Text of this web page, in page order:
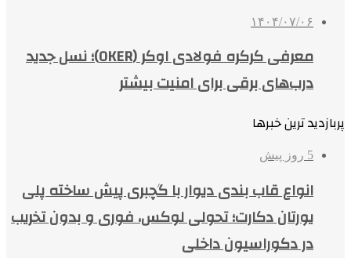
۱۴۰۴/۰۷/۰۶
معرفی کرکره فولادی اوکر (OKER)؛ نسل جدید
درب‌های برقی برای امنیت بیشتر
پربازدید ترین خبرها
5 روز پیش
انواع قاب بندی دیوار با گچبری پیش ساخته پلی
یورتان دکارت؛ تحولی لوکس، فوری و بدون تخریب
در دکوراسیون داخلی